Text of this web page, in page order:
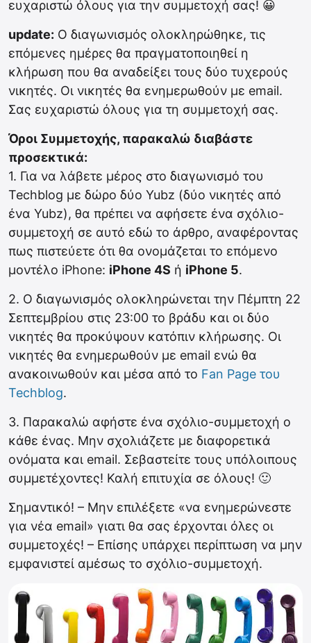
ευχαριστώ όλους για την συμμετοχή σας! 😀
update: Ο διαγωνισμός ολοκληρώθηκε, τις
επόμενες ημέρες θα πραγματοποιηθεί η
κλήρωση που θα αναδείξει τους δύο τυχερούς
νικητές. Οι νικητές θα ενημερωθούν με email.
Σας ευχαριστώ όλους για τη συμμετοχή σας.
Όροι Συμμετοχής, παρακαλώ διαβάστε
προσεκτικά:
1. Για να λάβετε μέρος στο διαγωνισμό του
Techblog με δώρο δύο Yubz (δύο νικητές από
ένα Yubz), θα πρέπει να αφήσετε ένα σχόλιο-
συμμετοχή σε αυτό εδώ το άρθρο, αναφέροντας
πως πιστεύετε ότι θα ονομάζεται το επόμενο
μοντέλο iPhone: iPhone 4S ή iPhone 5.
2. Ο διαγωνισμός ολοκληρώνεται την Πέμπτη 22
Σεπτεμβρίου στις 23:00 το βράδυ και οι δύο
νικητές θα προκύψουν κατόπιν κλήρωσης. Οι
νικητές θα ενημερωθούν με email ενώ θα
ανακοινωθούν και μέσα από το Fan Page του
Techblog.
3. Παρακαλώ αφήστε ένα σχόλιο-συμμετοχή ο
κάθε ένας. Μην σχολιάζετε με διαφορετικά
ονόματα και email. Σεβαστείτε τους υπόλοιπους
συμμετέχοντες! Καλή επιτυχία σε όλους! 🙂
Σημαντικό! – Μην επιλέξετε «να ενημερώνεστε
για νέα email» γιατι θα σας έρχονται όλες οι
συμμετοχές! – Επίσης υπάρχει περίπτωση να μην
εμφανιστεί αμέσως το σχόλιο-συμμετοχή.